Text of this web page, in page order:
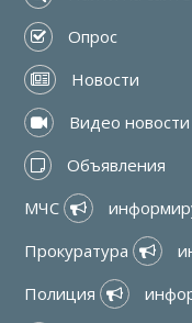
Опрос
Новости
Видео новости
Объявления
МЧС
Прокуратура
Полиция